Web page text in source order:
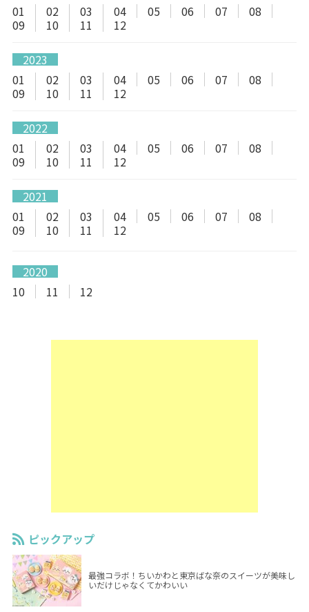
01
02 03 04 05 06 07
08
09
10 11 12
2023
01
02 03 04 05 06 07
08
09
10 11 12
2022
01
02 03 04 05 06 07
08
09
10 11 12
2021
01
02 03 04 05 06 07
08
09
10 11 12
2020
10
11 12
ピックアップ
最強コラボ！ちいかわと東京ばな奈のスイーツが美味し
いだけじゃなくてかわいい